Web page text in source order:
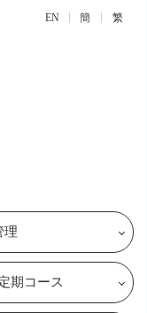
EN 簡 繁
理
期コース